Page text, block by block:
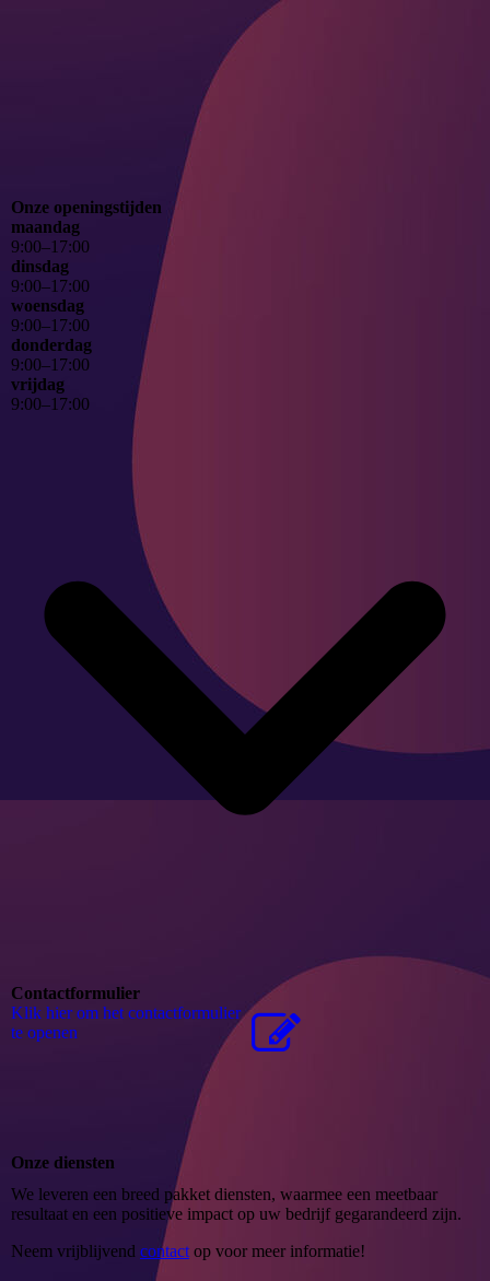
Onze openingstijden
maandag
9:00–17:00
dinsdag
9:00–17:00
woensdag
9:00–17:00
donderdag
9:00–17:00
vrijdag
9:00–17:00
Contactformulier
Klik hier om het contactformulier
te openen
Onze diensten
We leveren een breed pakket diensten, waarmee een meetbaar
resultaat en een positieve impact op uw bedrijf gegarandeerd zijn.
Neem vrijblijvend contact op voor meer informatie!